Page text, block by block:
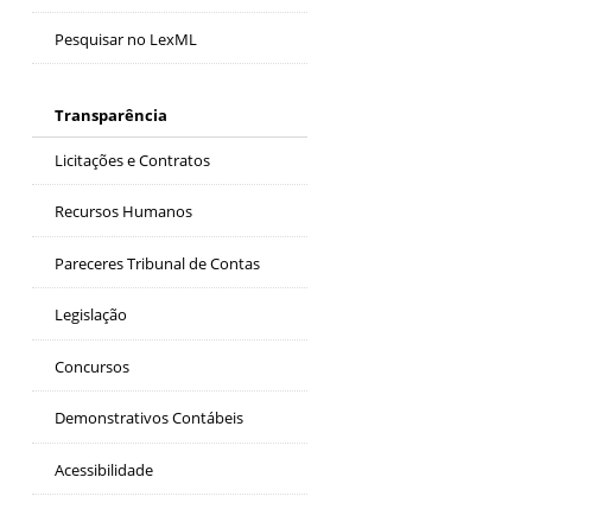
Pesquisar no LexML
Transparência
Licitações e Contratos
Recursos Humanos
Pareceres Tribunal de Contas
Legislação
Concursos
Demonstrativos Contábeis
Acessibilidade